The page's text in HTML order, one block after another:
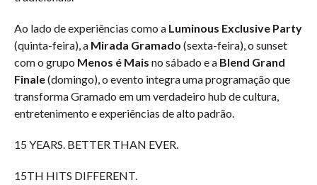
Ao lado de experiências como a Luminous Exclusive Party
(quinta-feira), a Mirada Gramado (sexta-feira), o sunset
com o grupo Menos é Mais no sábado e a Blend Grand
Finale(domingo), o evento integra uma programação que
transforma Gramado em um verdadeiro hub de cultura,
entretenimento e experiências de alto padrão.
15 YEARS. BETTER THAN EVER.
15TH HITS DIFFERENT.